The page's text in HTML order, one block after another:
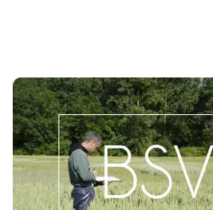
Bulletins de Santé du
derniers BSV de votre région
Ces bulletins, publiés chaque
des lieux exhaustif des cultures...
19 MAI 2026